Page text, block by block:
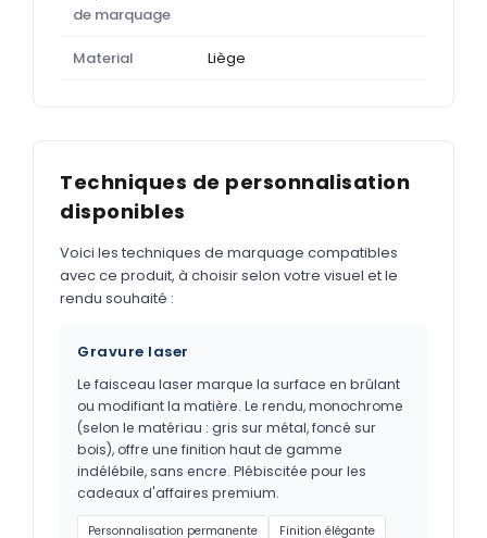
de marquage
Material Liège
Techniques de personnalisation
disponibles
Voici les techniques de marquage compatibles
avec ce produit, à choisir selon votre visuel et le
rendu souhaité :
Gravure laser
Le faisceau laser marque la surface en brûlant
ou modifiant la matière. Le rendu, monochrome
(selon le matériau : gris sur métal, foncé sur
bois), offre une finition haut de gamme
indélébile, sans encre. Plébiscitée pour les
cadeaux d'affaires premium.
Personnalisation permanente Finition élégante